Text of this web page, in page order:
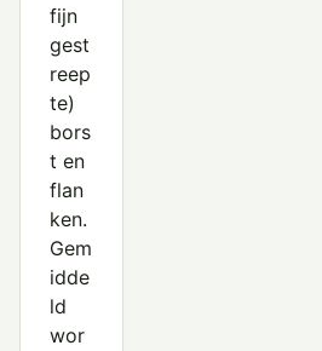
fijn
gest
reep
te)
bors
t en
flan
ken.
Gem
idde
ld
wor